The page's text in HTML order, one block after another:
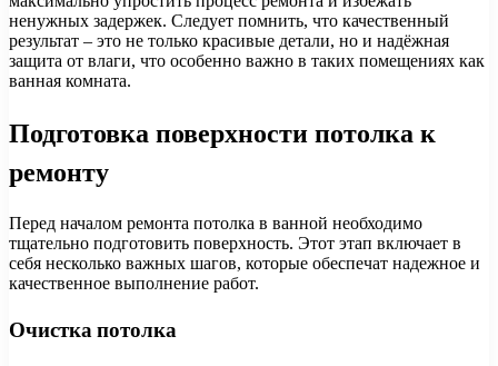
ненужных задержек. Следует помнить, что качественный
результат – это не только красивые детали, но и надёжная
защита от влаги, что особенно важно в таких помещениях как
ванная комната.
Подготовка поверхности потолка к
ремонту
Перед началом ремонта потолка в ванной необходимо
тщательно подготовить поверхность. Этот этап включает в
себя несколько важных шагов, которые обеспечат надежное и
качественное выполнение работ.
Очистка потолка